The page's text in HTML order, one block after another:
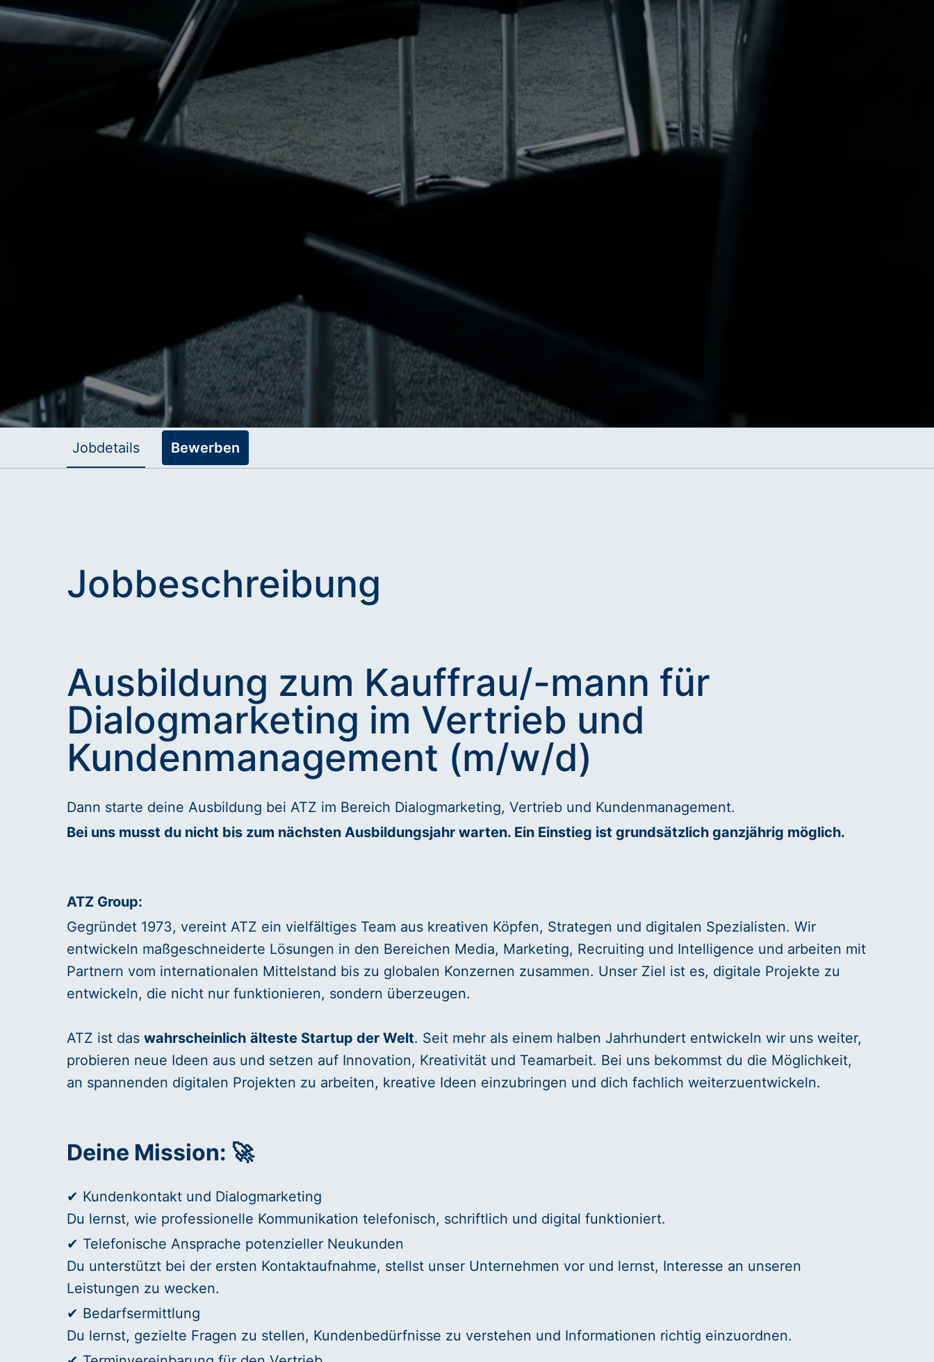
Jobdetails Bewerben
Jobbeschreibung
Ausbildung zum Kauffrau/-mann für
Dialogmarketing im Vertrieb und
Kundenmanagement (m/w/d)
Dann starte deine Ausbildung bei ATZ im Bereich Dialogmarketing, Vertrieb und Kundenmanagement.
Bei uns musst du nicht bis zum nächsten Ausbildungsjahr warten. Ein Einstieg ist grundsätzlich ganzjährig möglich.
ATZ Group:
Gegründet 1973, vereint ATZ ein vielfältiges Team aus kreativen Köpfen, Strategen und digitalen Spezialisten. Wir
entwickeln maßgeschneiderte Lösungen in den Bereichen Media, Marketing, Recruiting und Intelligence und arbeiten mit
Partnern vom internationalen Mittelstand bis zu globalen Konzernen zusammen. Unser Ziel ist es, digitale Projekte zu
entwickeln, die nicht nur funktionieren, sondern überzeugen.
ATZ ist das wahrscheinlich älteste Startup der Welt. Seit mehr als einem halben Jahrhundert entwickeln wir uns weiter,
probieren neue Ideen aus und setzen auf Innovation, Kreativität und Teamarbeit. Bei uns bekommst du die Möglichkeit,
an spannenden digitalen Projekten zu arbeiten, kreative Ideen einzubringen und dich fachlich weiterzuentwickeln.
Deine Mission: 🚀
✔ Kundenkontakt und Dialogmarketing
Du lernst, wie professionelle Kommunikation telefonisch, schriftlich und digital funktioniert.
✔ Telefonische Ansprache potenzieller Neukunden
Du unterstützt bei der ersten Kontaktaufnahme, stellst unser Unternehmen vor und lernst, Interesse an unseren
Leistungen zu wecken.
✔ Bedarfsermittlung
Du lernst, gezielte Fragen zu stellen, Kundenbedürfnisse zu verstehen und Informationen richtig einzuordnen.